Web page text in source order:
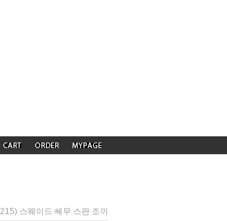
스웨이드 쎄무 스판 조끼